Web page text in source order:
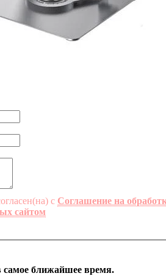
с Соглашение на
сайтом
ближайшее время.